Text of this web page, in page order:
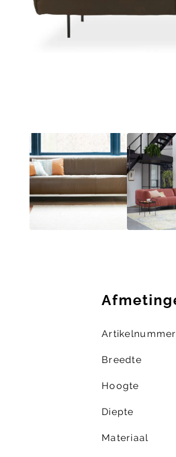
Artikelnummer
Breedte
Hoogte
Diepte
Materiaal